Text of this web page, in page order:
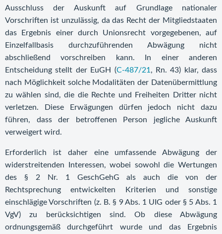
Ausschluss der Auskunft auf Grundlage nationaler
Vorschriften ist unzulässig, da das Recht der Mitgliedstaaten
das Ergebnis einer durch Unionsrecht vorgegebenen, auf
Einzelfallbasis durchzuführenden Abwägung nicht
abschließend vorschreiben kann. In einer anderen
Entscheidung stellt der EuGH (C-487/21 , Rn. 43) klar, dass
nach Möglichkeit solche Modalitäten der Datenübermittlung
zu wählen sind, die die Rechte und Freiheiten Dritter nicht
verletzen. Diese Erwägungen dürfen jedoch nicht dazu
führen, dass der betroffenen Person jegliche Auskunft
verweigert wird.
Erforderlich ist daher eine umfassende Abwägung der
widerstreitenden Interessen, wobei sowohl die Wertungen
des § 2 Nr. 1 GeschGehG als auch die von der
Rechtsprechung entwickelten Kriterien und sonstige
einschlägige Vorschriften (z. B. § 9 Abs. 1 UIG oder § 5 Abs. 1
VgV) zu berücksichtigen sind. Ob diese Abwägung
ordnungsgemäß durchgeführt wurde und das Ergebnis